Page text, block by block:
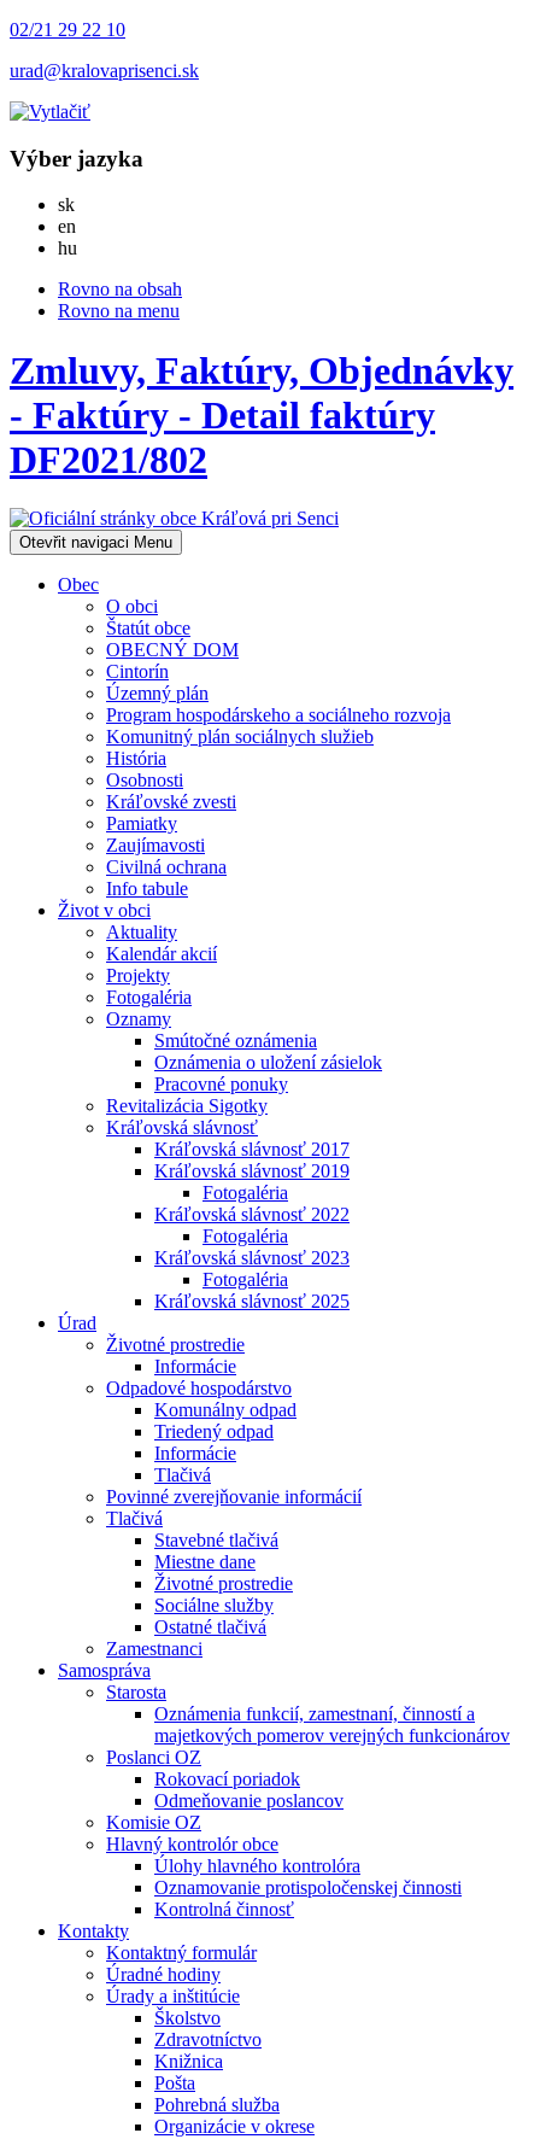
02/21 29 22 10
urad@kralovaprisenci.sk
Výber jazyka
skSlovensky
en
hu
Rovno na obsah
Rovno na menu
Zmluvy, Faktúry, Objednávky
- Faktúry - Detail faktúry
DF2021/802
Otevřit navigaci Menu
Obec
O obci
Štatút obce
OBECNÝ DOM
Cintorín
Územný plán
Program hospodárskeho a sociálneho rozvoja
Komunitný plán sociálnych služieb
História
Osobnosti
Kráľovské zvesti
Pamiatky
Zaujímavosti
Civilná ochrana
Info tabule
Život v obci
Aktuality
Kalendár akcií
Projekty
Fotogaléria
Oznamy
Smútočné oznámenia
Oznámenia o uložení zásielok
Pracovné ponuky
Revitalizácia Sigotky
Kráľovská slávnosť
Kráľovská slávnosť 2017
Kráľovská slávnosť 2019
Fotogaléria
Kráľovská slávnosť 2022
Fotogaléria
Kráľovská slávnosť 2023
Fotogaléria
Kráľovská slávnosť 2025
Úrad
Životné prostredie
Informácie
Odpadové hospodárstvo
Komunálny odpad
Triedený odpad
Informácie
Tlačivá
Povinné zverejňovanie informácií
Tlačivá
Stavebné tlačivá
Miestne dane
Životné prostredie
Sociálne služby
Ostatné tlačivá
Zamestnanci
Samospráva
Starosta
Oznámenia funkcií, zamestnaní, činností a
majetkových pomerov verejných funkcionárov
Poslanci OZ
Rokovací poriadok
Odmeňovanie poslancov
Komisie OZ
Hlavný kontrolór obce
Úlohy hlavného kontrolóra
Oznamovanie protispoločenskej činnosti
Kontrolná činnosť
Kontakty
Kontaktný formulár
Úradné hodiny
Úrady a inštitúcie
Školstvo
Zdravotníctvo
Knižnica
Pošta
Pohrebná služba
Organizácie v okrese